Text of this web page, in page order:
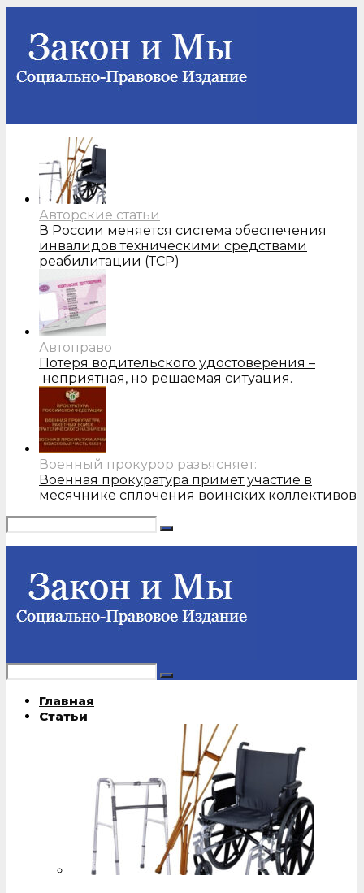
Авторские статьи
В России меняется система обеспечения
инвалидов техническими средствами
реабилитации (ТСР)
Автоправо
Потеря водительского удостоверения –
неприятная, но решаемая ситуация.
Военный прокурор разъясняет:
Военная прокуратура примет участие в
месячнике сплочения воинских коллективов
Главная
Статьи